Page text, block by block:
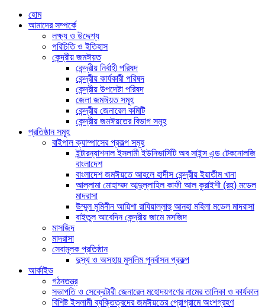
হোম
আমাদের সম্পর্কে
লক্ষ্য ও উদ্দেশ্য
পরিচিতি ও ইতিহাস
কেন্দ্রীয় জমঈয়ত
কেন্দ্রীয় নির্বাহী পরিষদ
কেন্দ্রীয় কার্যকারী পরিষদ
কেন্দ্রীয় উপদেষ্টা পরিষদ
জেলা জমঈয়ত সমূহ
কেন্দ্রীয় জেনারেল কমিটি
কেন্দ্রীয় জমঈয়তের বিভাগ সমূহ
প্রতিষ্ঠান সমূহ
বাইপাল ক্যাম্পাসের প্রকল্প সমূহ
ইন্টারন্যাশনাল ইসলামী ইউনিভার্সিটি অব সাইন্স এন্ড টেকনোলজি
বাংলাদেশ
বাংলাদেশ জমঈয়তে আহলে হাদীস কেন্দ্রীয় ইয়াতীম খানা
আল্লামা মোহাম্মদ আব্দুল্লাহিল কাফী আল কুরাইশী (রহ) মডেল
মাদরাসা
উম্মুল মুমিনীন আয়িশা রাযিয়াল্লাহু আনহা মহিলা মডেল মাদরাসা
বাইতুল আবেদিন কেন্দ্রীয় জামে মসজিদ
মাসজিদ
মাদরাসা
সেবামূলক প্রতিষ্ঠান
দুস্থ ও অসহায় মুসলিম পুনর্বাসন প্রকল্প
আর্কাইভ
গঠনতন্ত্র
সভাপতি ও সেক্রেটারী জেনারেল মহোদয়গণের নামের তালিকা ও কার্যকাল
বিশিষ্ট ইসলামী ব্যক্তিত্বদের জমঈয়তের প্রোগ্রামে অংশগ্রহণ